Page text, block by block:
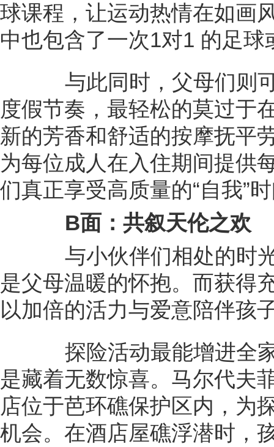
球课程，让运动热情在如画
中也包含了一次1对1 的足球
与此同时，父母们则可
度假节奏，最轻松的莫过于
新的芳香和舒适的按摩抚平
为每位成人在入住期间提供
们真正享受高质量的“自我”
B面：共叙天伦之欢
与小伙伴们相处的时光
是父母温暖的怀抱。而获得
以加倍的活力与爱意陪伴孩
探险活动最能增进全家
是藏着无数惊喜。马尔代夫
店位于芭环礁保护区内，为
机会。在酒店屋礁浮潜时，